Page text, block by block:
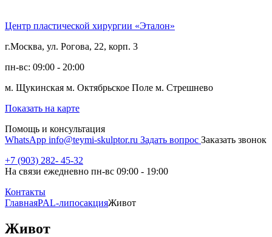
Центр пластической хирургии «Эталон»
г.Москва, ул. Рогова, 22, корп. 3
пн-вс: 09:00 - 20:00
м. Щукинская м. Октябрьское Поле м. Стрешнево
Показать на карте
Помощь и консультация
WhatsApp info@teymi-skulptor.ru Задать вопрос Заказать звонок
+7 (903) 282- 45-32
На связи ежедневно пн-вс 09:00 - 19:00
Контакты
ГлавнаяPAL-липосакцияЖивот
Живот